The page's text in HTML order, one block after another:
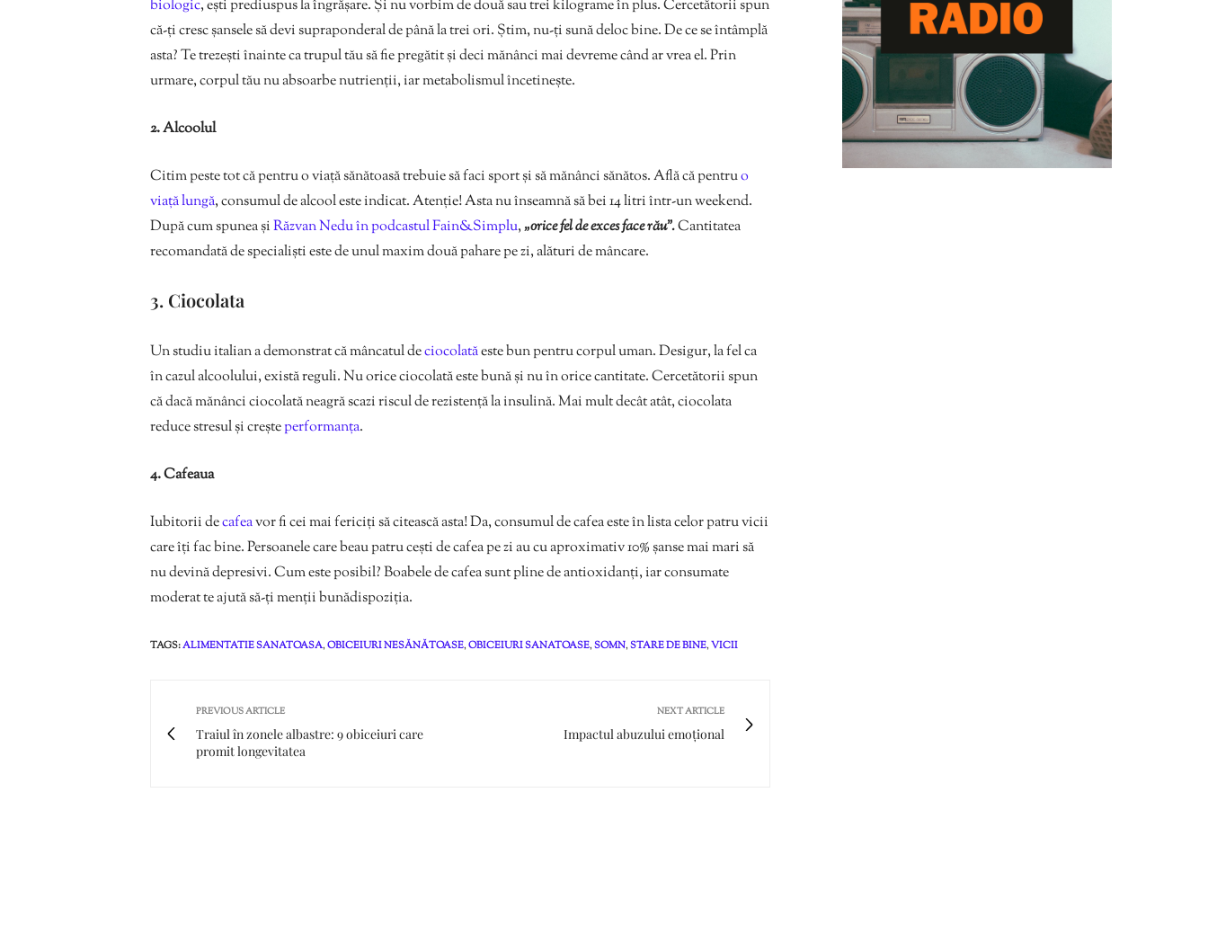
biologic, ești prediuspus la îngrășare. Și nu vorbim de două sau trei kilograme în plus. Cercetătorii spun
că-ți cresc șansele să devi supraponderal de până la trei ori. Știm, nu-ți sună deloc bine. De ce se întâmplă
asta? Te trezești înainte ca trupul tău să fie pregătit și deci mănânci mai devreme când ar vrea el. Prin
urmare, corpul tău nu absoarbe nutrienții, iar metabolismul încetinește.
2. Alcoolul
Citim peste tot că pentru o viață sănătoasă trebuie să faci sport și să mănânci sănătos. Află că pentruo
viață lungă, consumul de alcool este indicat. Atenție! Asta nu înseamnă să bei 14 litri într-un weekend.
După cum spunea șiRăzvan Nedu în podcastul Fain&Simplu,„orice fel de exces face rău”.Cantitatea
recomandată de specialiști este de unul maxim două pahare pe zi, alături de mâncare.
3. Ciocolata
Un studiu italian a demonstrat că mâncatul deciocolatăeste bun pentru corpul uman. Desigur, la fel ca
în cazul alcoolului, există reguli. Nu orice ciocolată este bună și nu în orice cantitate. Cercetătorii spun
că dacă mănânci ciocolată neagră scazi riscul de rezistență la insulină. Mai mult decât atât, ciocolata
reduce stresul și creșteperformanța.
4. Cafeaua
Iubitorii decafeavor fi cei mai fericiți să citească asta! Da, consumul de cafea este în lista celor patru vicii
care îți fac bine. Persoanele care beau patru cești de cafea pe zi au cu aproximativ 10% șanse mai mari să
nu devină depresivi. Cum este posibil? Boabele de cafea sunt pline de antioxidanți, iar consumate
moderat te ajută să-ți menții bunădispoziția.
TAGS:ALIMENTATIE SANATOASA,OBICEIURI NESĂNĂTOASE,OBICEIURI SANATOASE,SOMN,STARE DE BINE,VICII
PREVIOUS ARTICLE
Traiul în zonele albastre: 9 obiceiuri care
promit longevitatea
NEXT ARTICLE
Impactul abuzului emoțional